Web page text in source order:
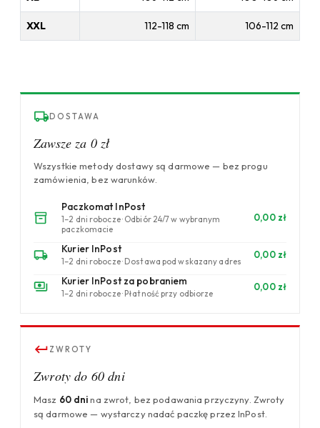
XXL 112-118 cm 106-112 cm
DOSTAWA
Zawsze za 0 zł
Wszystkie metody dostawy są darmowe — bez progu
zamówienia, bez warunków.
Paczkomat InPost
1–2 dni robocze · Odbiór 24/7 w wybranym
paczkomacie
0,00 zł
Kurier InPost
1–2 dni robocze · Dostawa pod wskazany adres
0,00 zł
Kurier InPost za pobraniem
1–2 dni robocze · Płatność przy odbiorze
0,00 zł
ZWROTY
Zwroty do 60 dni
Masz 60 dnina zwrot, bez podawania przyczyny. Zwroty
są darmowe — wystarczy nadać paczkę przez InPost.